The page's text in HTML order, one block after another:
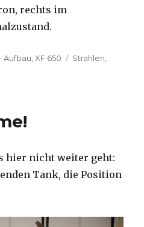
rechts im
Aufbau,XF 650 Schlagwörter
Strahlen,
hier nicht weiter geht:
Tank, die Position